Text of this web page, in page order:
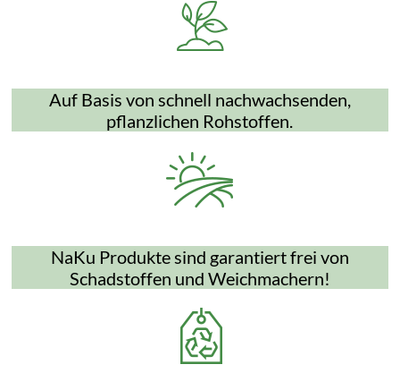
Auf Basis von schnell nachwachsenden,
pflanzlichen Rohstoffen.
NaKu Produkte sind garantiert frei von
Schadstoffen und Weichmachern!